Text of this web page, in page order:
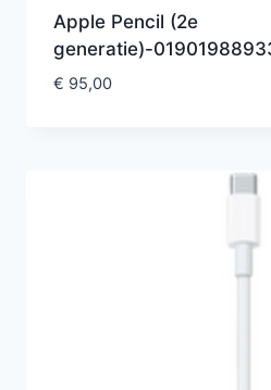
Apple Pencil (2e
generatie)-
€ 95,00